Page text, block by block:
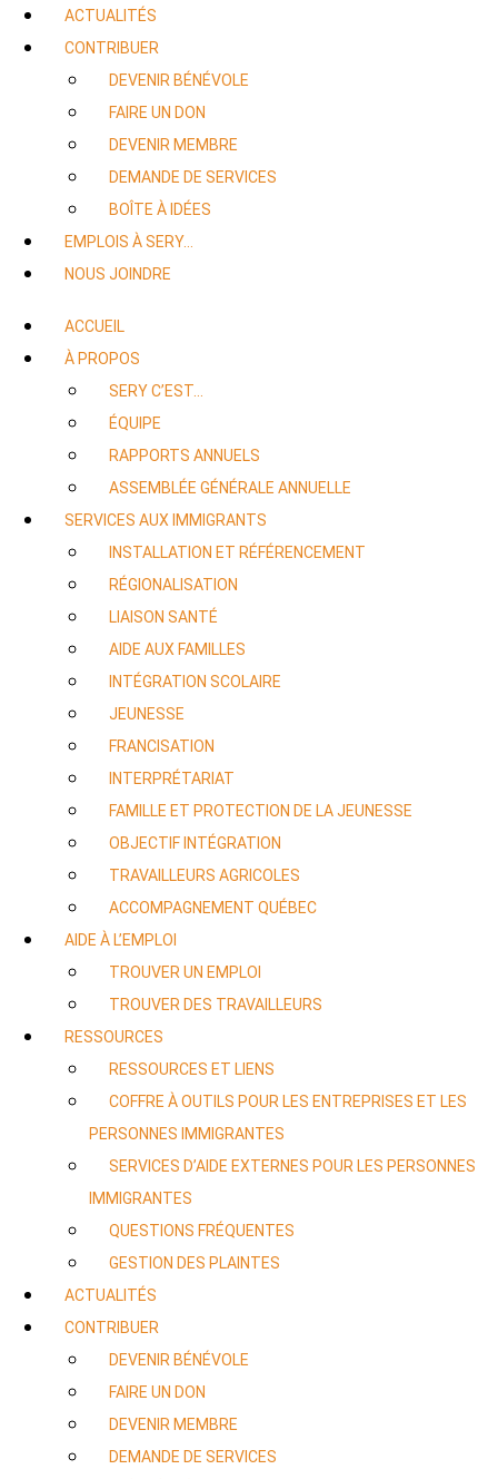
ACTUALITÉS
CONTRIBUER
DEVENIR BÉNÉVOLE
FAIRE UN DON
DEVENIR MEMBRE
DEMANDE DE SERVICES
BOÎTE À IDÉES
EMPLOIS À SERY…
NOUS JOINDRE
ACCUEIL
À PROPOS
SERY C’EST…
ÉQUIPE
RAPPORTS ANNUELS
ASSEMBLÉE GÉNÉRALE ANNUELLE
SERVICES AUX IMMIGRANTS
INSTALLATION ET RÉFÉRENCEMENT
RÉGIONALISATION
LIAISON SANTÉ
AIDE AUX FAMILLES
INTÉGRATION SCOLAIRE
JEUNESSE
FRANCISATION
INTERPRÉTARIAT
FAMILLE ET PROTECTION DE LA JEUNESSE
OBJECTIF INTÉGRATION
TRAVAILLEURS AGRICOLES
ACCOMPAGNEMENT QUÉBEC
AIDE À L’EMPLOI
TROUVER UN EMPLOI
TROUVER DES TRAVAILLEURS
RESSOURCES
RESSOURCES ET LIENS
COFFRE À OUTILS POUR LES ENTREPRISES ET LES
PERSONNES IMMIGRANTES
SERVICES D’AIDE EXTERNES POUR LES PERSONNES
IMMIGRANTES
QUESTIONS FRÉQUENTES
GESTION DES PLAINTES
ACTUALITÉS
CONTRIBUER
DEVENIR BÉNÉVOLE
FAIRE UN DON
DEVENIR MEMBRE
DEMANDE DE SERVICES